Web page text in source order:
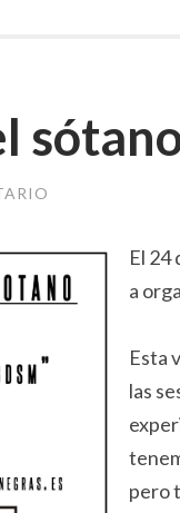
El 24
a
Esta
las
pero